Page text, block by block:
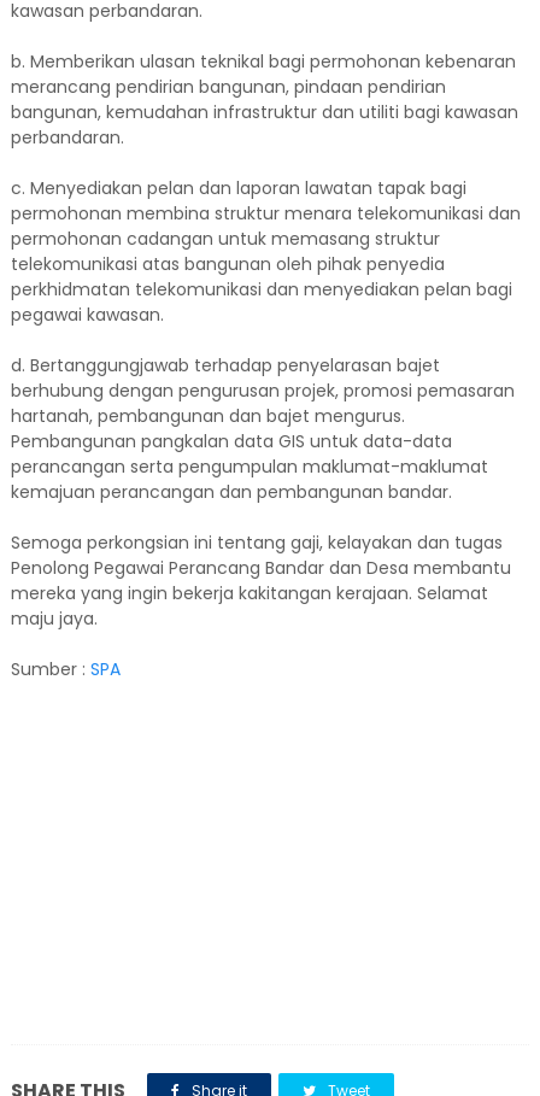
kawasan perbandaran.
b. Memberikan ulasan teknikal bagi permohonan kebenaran
merancang pendirian bangunan, pindaan pendirian
bangunan, kemudahan infrastruktur dan utiliti bagi kawasan
perbandaran.
c. Menyediakan pelan dan laporan lawatan tapak bagi
permohonan membina struktur menara telekomunikasi dan
permohonan cadangan untuk memasang struktur
telekomunikasi atas bangunan oleh pihak penyedia
perkhidmatan telekomunikasi dan menyediakan pelan bagi
pegawai kawasan.
d. Bertanggungjawab terhadap penyelarasan bajet
berhubung dengan pengurusan projek, promosi pemasaran
hartanah, pembangunan dan bajet mengurus.
Pembangunan pangkalan data GIS untuk data-data
perancangan serta pengumpulan maklumat-maklumat
kemajuan perancangan dan pembangunan bandar.
Semoga perkongsian ini tentang gaji, kelayakan dan tugas
Penolong Pegawai Perancang Bandar dan Desa membantu
mereka yang ingin bekerja kakitangan kerajaan. Selamat
maju jaya.
Sumber : SPA
Share it Tweet